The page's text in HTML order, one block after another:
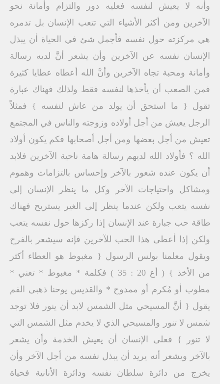
وأنه لا يعيش لنفسه فعليه دور والتزام وأمانة نحو
الآخرين ومن أكثر الأشياء التي تتعب الإنسان بل تدمره
هي مركزته حول نفسه فأجمل شئ في الحياة أن يبذل
الإنسان نفسه عن الآخرين وأن يشعر أنَّ لديه رسالة
وأمانة ومحبة تجاه الآخرين وأنَّ الله أعطاه عطايا كثيرة
فمن الصعب أن يأخذها لنفسه فقط ولذلك فهناك عبارة
تقول { ما استحق أن يولد من عاش لنفسه } فمثلاً
الرجل يعيش من أجل أولاده وزوجته والناس في المجتمع
تعيش من أجل بعضها ومن أجل أصحابها فكم يكون أولاد
الله ؟ فأولاد الله لديهم رسالة هامة ناحية الآخرين فلابد
أن يكون عنده شعور بالآخر وإحساس بالتزامات وهموم
ومشاكل واحتياجات الآخر وكل ما ينظر الإنسان إلى
نفسه يتعب ولكن عندما ينظر إلى الغير يستريح فهناك
طاقة حب جبارة عند الإنسان إذا ركزها حول نفسه يتعب
ولكن إذا أعطى هذا الحب للآخرين فإنه سيشعر بالفرح
ويقول معلمنا بولس الرسول { مغبوط هو العطاء أكثر
من الأخذ } ( أع 20 : 35 ) فكلمة * مغبوط * تعني *
مطوب أو مُكرم أو ممدوح * والقديس يوحنا ذهبي الفم
يقول { أنَّ المسيحي مثل الشمس لابد أن ينور فلا توجد
شمس لا تنور والمسيحي الذي لا يخدم مثل الشمس التي
لا تنور } فعلى الإنسان أن يعيش الخدمة وأن يشعر
بالآخر ويشعر أنه يريد أن يبذل نفسه من أجل الآخر وأن
يخرج من دائرة سلطان نفسه ودائرة الأنانية فحياة